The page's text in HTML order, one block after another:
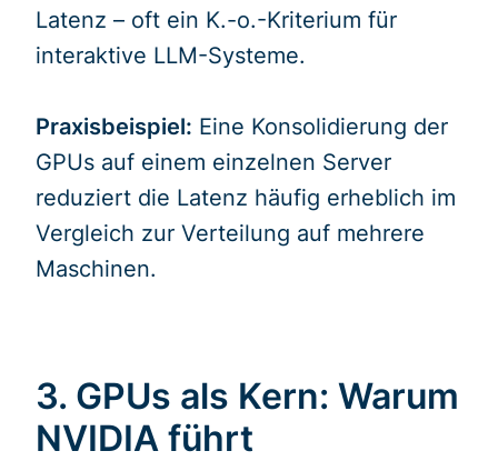
Latenz – oft ein K.-o.-Kriterium für
interaktive LLM-Systeme.
Praxisbeispiel: Eine Konsolidierung der
GPUs auf einem einzelnen Server
reduziert die Latenz häufig erheblich im
Vergleich zur Verteilung auf mehrere
Maschinen.
3. GPUs als Kern: Warum
NVIDIA führt